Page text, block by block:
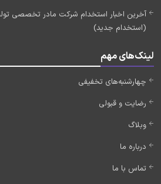
(استخدام جدید)
لینک‌های مهم
چهارشنبه‌های تخفیفی
رضایت و قبولی
وبلاگ
درباره ما
تماس با ما